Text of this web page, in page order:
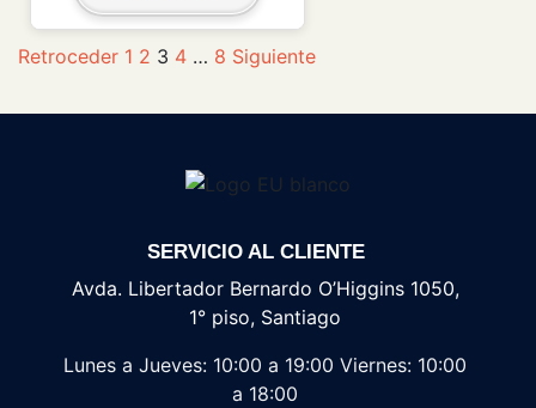
Retroceder 1 2 3 4 … 8 Siguiente
SERVICIO AL CLIENTE
Avda. Libertador Bernardo O’Higgins 1050,
1° piso, Santiago
Lunes a Jueves: 10:00 a 19:00 Viernes: 10:00
a 18:00